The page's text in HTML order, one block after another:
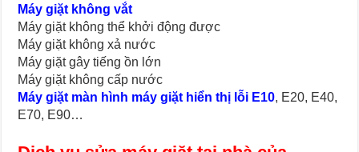
Máy giặt không vắt
Máy giặt không thể khởi động được
Máy giặt không xả nước
Máy giặt gây tiếng ồn lớn
Máy giặt không cấp nước
Máy giặt màn hình máy giặt hiển thị lỗi E10, E20, E40,
E70, E90…